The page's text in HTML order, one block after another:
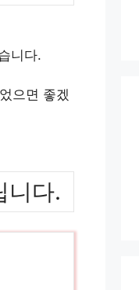
니다.
으면 좋겠
니다.